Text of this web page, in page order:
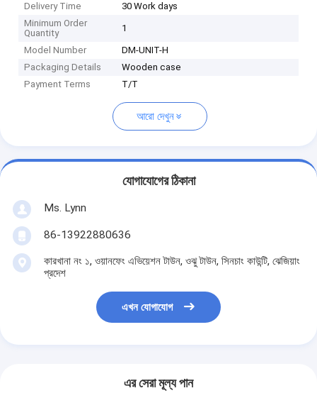
Delivery Time
30 Work days
Minimum Order
Quantity
1
Model Number
DM-UNIT-H
Packaging Details
Wooden case
Payment Terms
T/T
আরো দেখুন
যোগাযোগের ঠিকানা
Ms. Lynn
86-13922880636
কারখানা নং ১, ওয়ানফেং এভিয়েশন টাউন, ওঝু টাউন, সিনচাং কাউন্টি, ঝেজিয়াং
প্রদেশ
এখন যোগাযোগ
এর সেরা মূল্য পান